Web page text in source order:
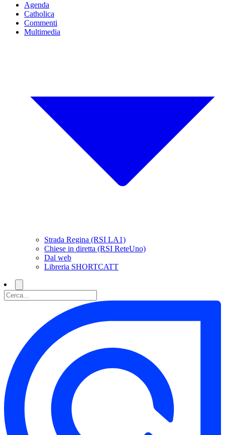
Agenda
Catholica
Commenti
Multimedia
Strada Regina (RSI LA1)
Chiese in diretta (RSI ReteUno)
Dal web
Libreria SHORTCATT